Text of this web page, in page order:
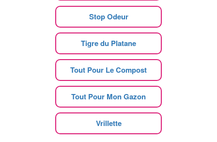
Stop Odeur
Tigre du Platane
Tout Pour Le Compost
Tout Pour Mon Gazon
Vrillette